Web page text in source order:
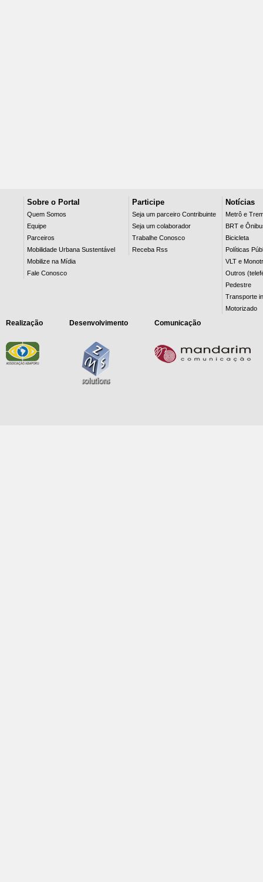
Sobre o Portal
Quem Somos
Equipe
Parceiros
Mobilidade Urbana Sustentável
Mobilize na Mídia
Fale Conosco
Participe
Seja um parceiro Contribuinte
Seja um colaborador
Trabalhe Conosco
Receba Rss
Notícias
Metrô e
BRT e
Bicicleta
Políticas
VLT e
Outros
Pedestre
Transporte
Motorizado
Realização Desenvolvimento Comunicação